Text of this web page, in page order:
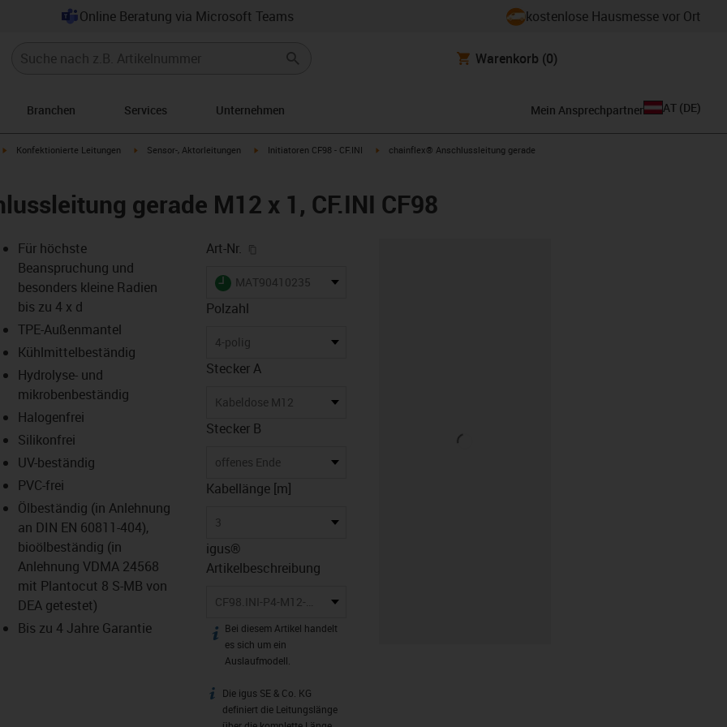
Online Beratung via Microsoft Teams kostenlose Hausmesse vor Ort
Warenkorb (0)
Branchen Services Unternehmen Mein Ansprechpartner AT (DE)
igus-icon-arrow-right
Konfektionierte Leitungen igus-icon-arrow-right
Sensor-, Aktorleitungen igus-icon-arrow-right
Initiatoren CF98 - CF.INI igus-icon-arrow-right
chainflex® Anschlussleitung gerade
gerade M12 x 1, CF.INI CF98
icon-lupe
icon-lupe
Für höchste
Beanspruchung und
besonders kleine Radien
bis zu 4 x d
TPE-Außenmantel
Kühlmittelbeständig
Hydrolyse- und
mikrobenbeständig
Halogenfrei
Silikonfrei
UV-beständig
PVC-frei
Ölbeständig (in Anlehnung
an DIN EN 60811-404),
bioölbeständig (in
Anlehnung VDMA 24568
mit Plantocut 8 S-MB von
DEA getestet)
Bis zu 4 Jahre Garantie
Art-Nr.
igus-icon-lieferzeit
MAT90410235
Polzahl
4-polig
Stecker A
Kabeldose M12
Stecker B
offenes Ende
Kabellänge [m]
3
igus®
Artikelbeschreibung
CF98.INI-P4-M12-BG-3
igus-icon-info
Bei diesem Artikel handelt
es sich um ein
Auslaufmodell.
igus-icon-info
Die igus SE & Co. KG
definiert die Leitungslänge